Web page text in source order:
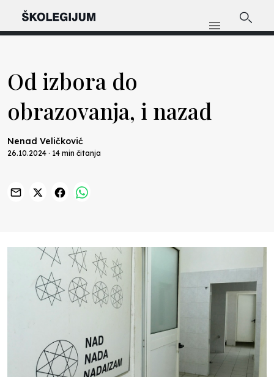
Od izbora do
obrazovanja, i nazad
Nenad Veličković
26.10.2024 · 14 min čitanja